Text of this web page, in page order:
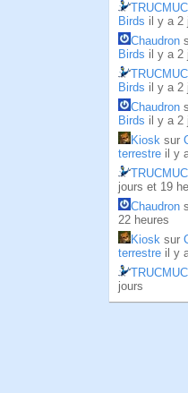
Birds il y a 2
Chaudron
Birds il y a 2
Birds il y a 2
Chaudron
Birds il y a 2
Kiosk sur
terrestre il y
jours et 19
Chaudron
22 heures
Kiosk sur
terrestre il y
jours